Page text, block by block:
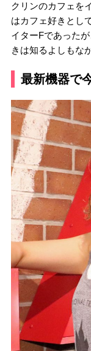
クリンのカフェを
はカフェ好きとし
イターFであった
きは知るよしもな
最新機器で